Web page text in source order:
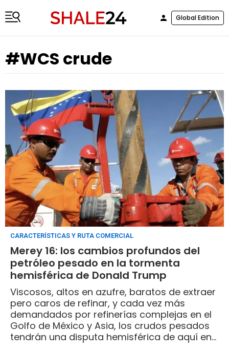
Global Edition
#WCS crude
CARACTERÍSTICAS Y RUTA COMERCIAL
Merey 16: los cambios profundos del
petróleo pesado en la tormenta
hemisférica de Donald Trump
Viscosos, altos en azufre, baratos de extraer
pero caros de refinar, y cada vez más
demandados por refinerías complejas en el
Golfo de México y Asia, los crudos pesados
tendrán una disputa hemisférica de aquí en